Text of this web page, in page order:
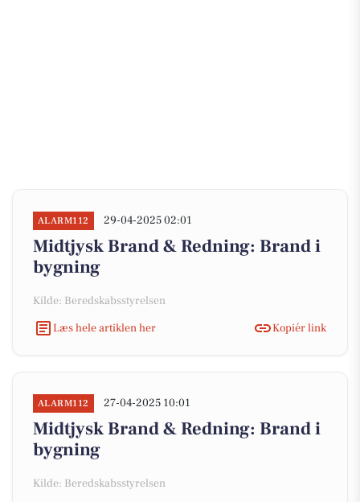
ALARM112 29-04-2025 02:01
Midtjysk Brand & Redning: Brand i
bygning
Kilde: Beredskabsstyrelsen
Læs hele artiklen her
Kopiér link
ALARM112 27-04-2025 10:01
Midtjysk Brand & Redning: Brand i
bygning
Kilde: Beredskabsstyrelsen